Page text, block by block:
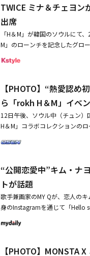
官」に出演決定ファンタジー恋
TWICE ミナ＆チェヨ
出席
「H＆M」が韓国のソウルにて
M」のローンチを記念したグロ
デルのシン・ヒョンジ、日本か
ソウルの重要な建築物のひと
ンプラザで行われた。アーティ
レーションや、「rokh H＆M」
の舞台裏にインスピレーション
ダーで世界的なラッパー兼シン
ルのアナ・キムとアーティスト
門長兼クリエイティブ・アドバ
に国際的な視野を持っており、
kh』と『H＆M』のコラボレー
彼らのデザインをユニークに着
【PHOTO】“熱愛認め
ら「rokh H＆M」イベ
12日午後、ソウル中（チュン
H＆M」コラボコレクションのロ
ン・ヒョンジ、歌手のMY Qら
チェヨン＆Zion.T、熱愛を認め
ー」6月号のカバーに登場！イ
ープロジェクト「MA1」の単独
“公開恋愛中”キム・ナ
トが話題
歌手兼画家のMY Qが、恋人の
身のInstagramを通じて「Hello
と腕を組んで明るく笑っている
ている。写真だけを見ても互
【PHOTO】MONSTA